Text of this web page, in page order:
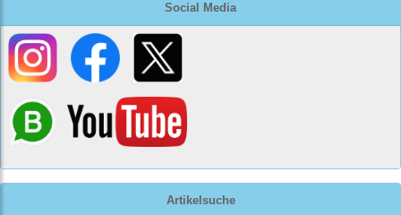
Social Media
Artikelsuche